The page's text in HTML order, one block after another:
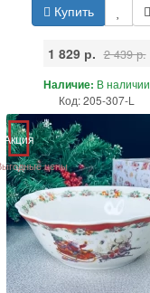
Купить
1 829 р. 2 439 р.
Наличие: В наличии
Код: 205-307-L
Акция
цены